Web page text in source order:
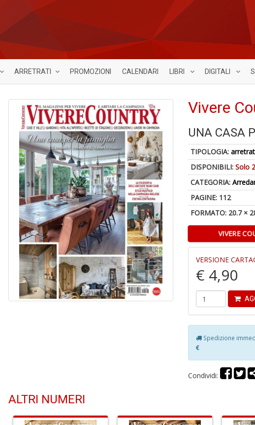
ARRETRATI PROMOZIONI CALENDARI LIBRI DIGITALI
Vivere
UNA CASA
TIPOLOGIA:
DISPONIBILI:Solo
CATEGORIA:
PAGINE: 112
FORMATO: 20.7 ×
VIVERE
VERSIONE
€ 4,90
Spedizione
€
Condividi:
ALTRI NUMERI